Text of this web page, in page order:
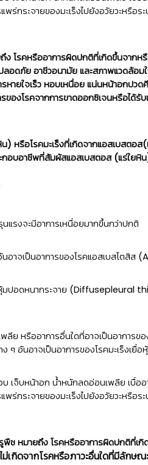
กระจายของมะเร็งไปยังอวัยวะหรือร
ง โรคหรืออาการผิดปกติที่เกิดขึ้นจากห
ดภัย อาชีวอนามัย และสภาพแวดล้อม
ายใจเร็ว หอบเหนื่อย แน่นหน้าอกปว
ของโรคจากการขาดออกซิเจนหรือได้
) หรือโรคมะเร็งที่เกิดจากแอสเบสตอ
กอบอาชีพที่สัมผัสแอสเบสตอส (แร่ใย
แรงจะมีอาการเหนื่อยมากขึ้นกว่าปกติ
นอาจเป็นอาการของโรคแอสเบสโตสิส
หุ้มปอดหนากระจาย (Diffusepleural
ย หรืออาการอื่นใดที่อาจเป็นอาการขอ
าง ๆ อันอาจเป็นอาการของโรคมะเ
เจ็บหน้าอก น้ำหนักลดอ่อนเพลีย เบื่ออ
กระจายของมะเร็งไปยังอวัยวะหรือร
ช หมายถึง โรคหรืออาการผิดปกติที่เกิ
ม่เกิดจากโรคหรือภาวะอื่นใดที่มีลักษ